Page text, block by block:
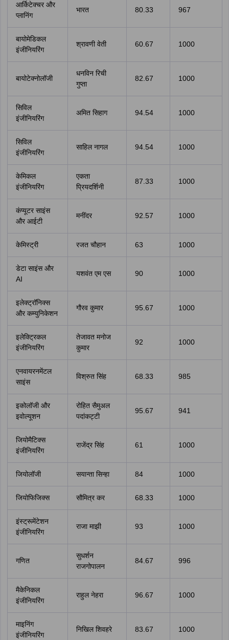
आर्किटेक्चर और
प्लानिंग
भारत 80.33 967
बायोमेडिकल
इंजीनियरिंग
श्रावणी वेती 60.67 1000
बायोटेक्नोलॉजी
धनविन रिची
गुप्ता
82.67 1000
सिविल
इंजीनियरिंग
अमित सिहाग 94.54 1000
सिविल
इंजीनियरिंग
साहिल नागल 94.54 1000
केमिकल
इंजीनियरिंग
एकता
प्रियदर्शिनी
87.33 1000
कंप्यूटर साइंस
और आईटी
मनींदर 92.57 1000
केमिस्ट्री रजत चौहान 63 1000
डेटा साइंस और
AI
यशवंत एम एस 90 1000
इलेक्ट्रॉनिक्स
और कम्युनिकेशन
गौरव कुमार 95.67 1000
इलेक्ट्रिकल
इंजीनियरिंग
तेजावत मनोज
कुमार
92 1000
एनवायरनमेंटल
साइंस
विश्रुत सिंह 68.33 985
इकोलॉजी और
इवोल्यूशन
रोहित सैमुअल
पदांकट्टी
95.67 941
जियोमैटिक्स
इंजीनियरिंग
राजेंद्र सिंह 61 1000
जियोलॉजी सयान्ता सिन्हा 84 1000
जियोफिजिक्स सौमित्र कर 68.33 1000
इंस्ट्रूमेंटेशन
इंजीनियरिंग
राजा माझी 93 1000
गणित
सुधर्शन
राजगोपालन
84.67 996
मैकेनिकल
इंजीनियरिंग
राहुल नेहरा 96.67 1000
माइनिंग
इंजीनियरिंग
निखिल शिवहरे 83.67 1000